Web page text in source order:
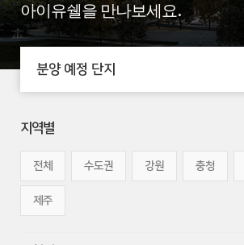
아이유쉘을 만나보세요.
분양 예정 단지
지역별
전체 수도권 강원 충청
제주